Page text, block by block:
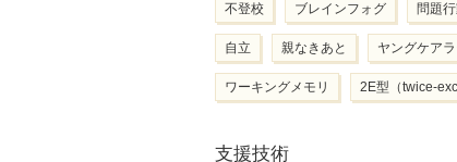
不登校 ブレインフォグ 問題
自立 親なきあと ヤングケア
ワーキングメモリ 2E型（twice-
支援技術